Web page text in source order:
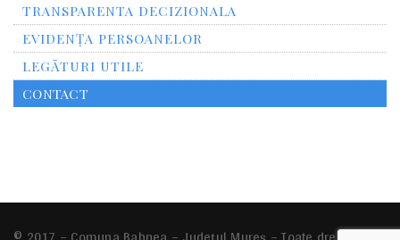
TRANSPARENTA DECIZIONALA
EVIDENȚA PERSOANELOR
LEGĂTURI UTILE
CONTACT